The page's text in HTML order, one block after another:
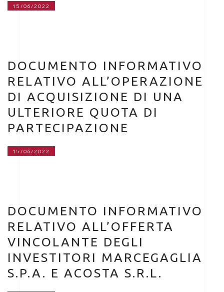
15/06/2022
DOCUMENTO INFORMATIVO
RELATIVO ALL’OPERAZIONE
DI ACQUISIZIONE DI UNA
ULTERIORE QUOTA DI
PARTECIPAZIONE
15/06/2022
DOCUMENTO INFORMATIVO
RELATIVO ALL’OFFERTA
VINCOLANTE DEGLI
INVESTITORI MARCEGAGLIA
S.P.A. E ACOSTA S.R.L.